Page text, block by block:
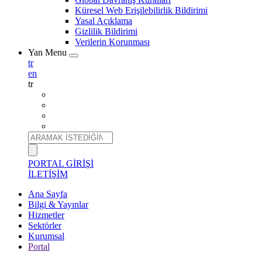
Küresel Web Erişilebilirlik Bildirimi
Yasal Açıklama
Gizlilik Bildirimi
Verilerin Korunması
Yan Menu
Toggle
tr
en
tr
Ara
PORTAL GİRİŞİ
İLETİŞİM
Mobile
Menu
Ana Sayfa
Bilgi & Yayınlar
Hizmetler
Sektörler
Kurumsal
Portal